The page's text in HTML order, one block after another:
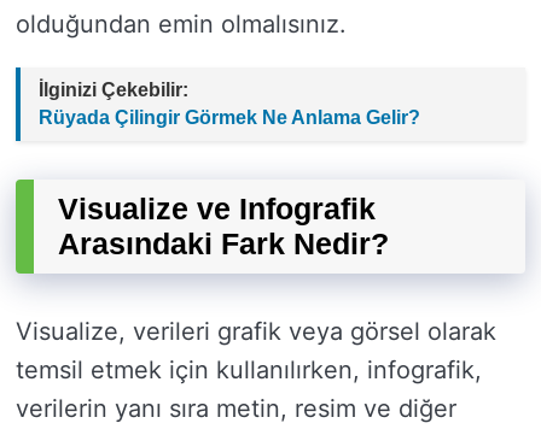
olduğundan emin olmalısınız.
İlginizi Çekebilir:
Rüyada Çilingir Görmek Ne Anlama Gelir?
Visualize ve Infografik
Arasındaki Fark Nedir?
Visualize, verileri grafik veya görsel olarak
temsil etmek için kullanılırken, infografik,
verilerin yanı sıra metin, resim ve diğer